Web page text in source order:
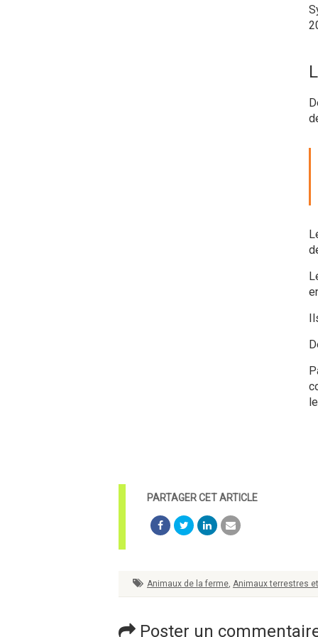
Animaux de la ferme Animaux terrestres
Poster un